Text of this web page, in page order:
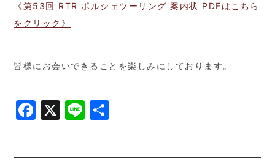
《第53回 RTR ポルシェツーリング 案内状 PDFはこちら
をクリック》
皆様にお会いできることを楽しみにしております。
Facebook
X Line